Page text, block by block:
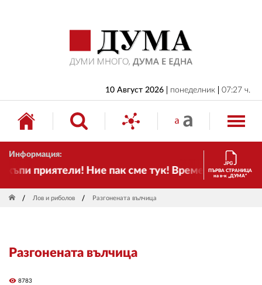
10 Август 2026 понеделник 07:27 ч.
Информация:
приятели! Ние пак сме тук! Времето сеПЪРВА СТРАНИЦА
на в-к „ДУМА“
Лов и риболов Разгонената вълчица
Разгонената вълчица
visibility 8783
БЪЛГАРИЯ
ИКОНОМИКА
ИЗБОРИ
СВЯТ
ДРУГИ